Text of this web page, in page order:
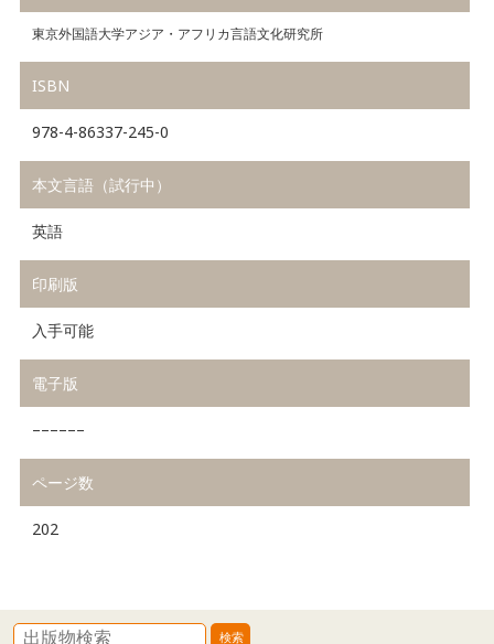
東京外国語大学アジア・アフリカ言語文化研究所
ISBN
978-4-86337-245-0
本文言語（試行中）
英語
印刷版
入手可能
電子版
––––––
ページ数
202